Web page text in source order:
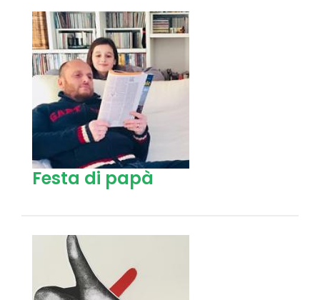
Festa di papà